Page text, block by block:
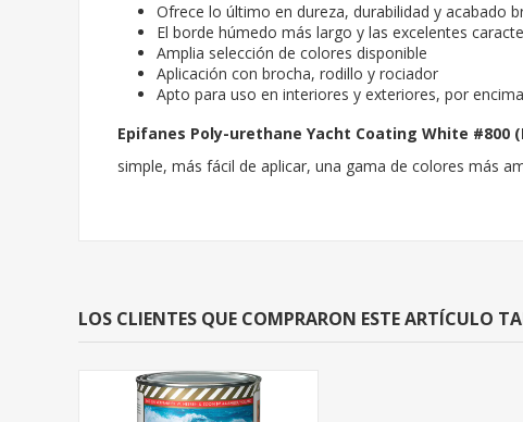
Ofrece lo último en dureza, durabilidad y acabado
El borde húmedo más largo y las excelentes
Amplia selección de colores disponible
Aplicación con brocha, rodillo y rociador
Apto para uso en interiores y exteriores, por
Epifanes Poly-urethane Yacht Coating White #800
simple, más fácil de aplicar, una gama de colores más
LOS CLIENTES QUE COMPRARON ESTE ARTÍCULO